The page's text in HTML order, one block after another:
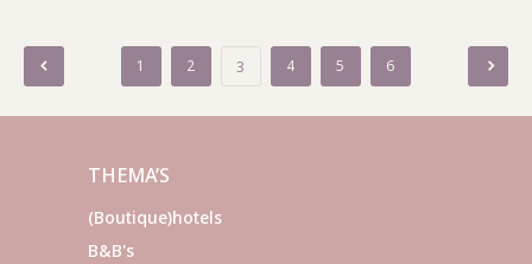
Berichten
paginering
1 2 3 4 5 6
THEMA’S
(Boutique)hotels
B&B's